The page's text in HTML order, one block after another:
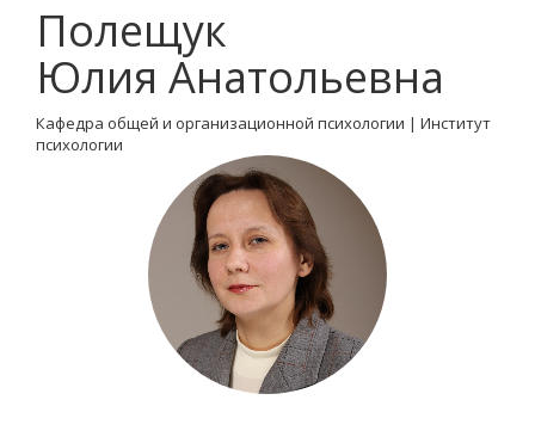
Полещук
Юлия Анатольевна
Кафедра общей и организационной психологии | Институт
психологии